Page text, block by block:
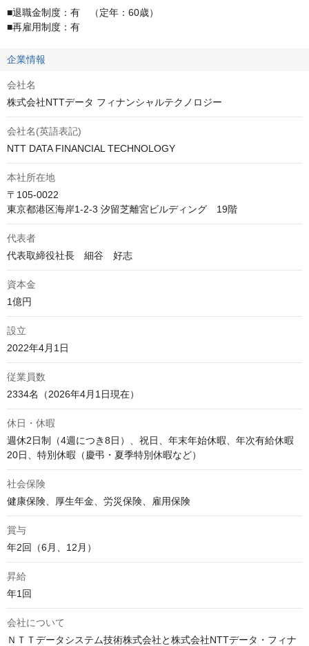
■退職金制度：有　（定年：60歳）
■再雇用制度：有
企業情報
会社名
株式会社NTTデータ フィナンシャルテクノロジー
会社名(英語表記)
NTT DATA FINANCIAL TECHNOLOGY
本社所在地
〒105-0022
東京都港区海岸1-2-3 汐留芝離宮ビルディング　19階
代表者
代表取締役社長　細谷　好志
資本金
1億円
設立
2022年4月1日
従業員数
2334名（2026年4月1日現在）
休日・休暇
週休2日制（4週につき8日）、祝日、年末年始休暇、年次有給休暇
20日、特別休暇（慶弔・夏季特別休暇など）
社会保険
健康保険、厚生年金、労災保険、雇用保険
賞与
年2回（6月、12月）
昇給
年1回
会社について
ＮＴＴデータシステム技術株式会社と株式会社NTTデータ・フィナ